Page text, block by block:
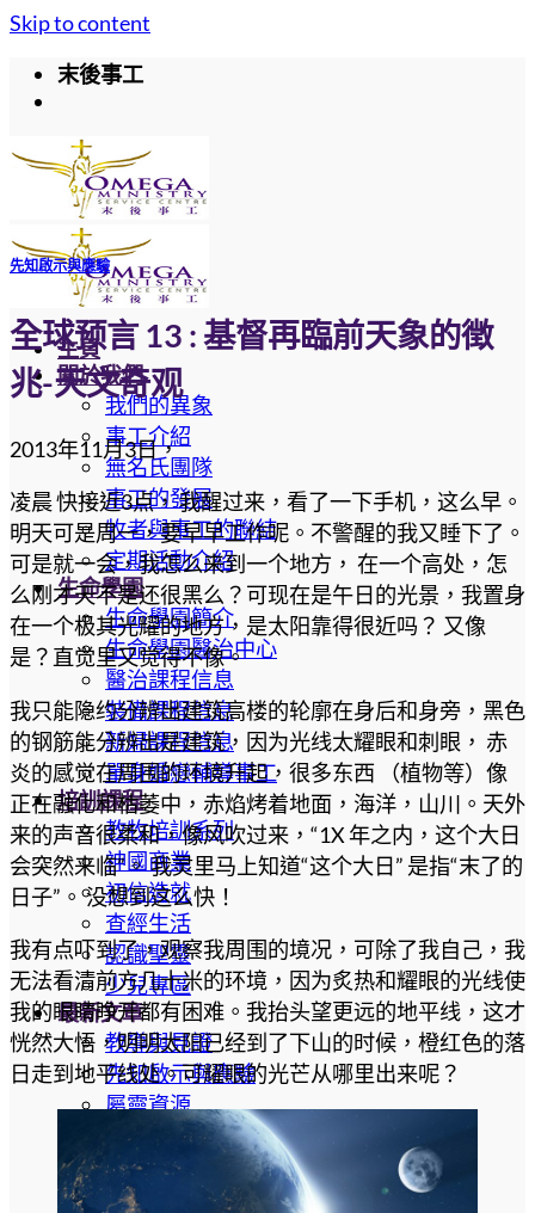
Skip to content
末後事工
主頁
關於我們
我們的異象
事工介紹
無名氏團隊
事工的發展
牧者與事工的聯結
定期活動介紹
生命學園
生命學園簡介
生命學園醫治中心
醫治課程信息
裝備課程信息
新婦課程信息
單身婚戀輔導事工
培訓課程
教牧培訓系列
神國商業
初信造就
查經生活
認識聖靈
少兒專區
最新文章
教導與見證
先知啟示與應驗
屬靈資源
代禱者資源
全球新聞
鐵杖轄管列國
先知啟示與應驗
全球预言 13 : 基督再臨前天象的徴
兆-天文奇观
2013年11月3日，
凌晨 快接近3点， 我醒过来，看了一下手机，这么早。
明天可是周一，要早早工作呢。不警醒的我又睡下了。
可是就一会，我怎么来到一个地方， 在一个高处，怎
么刚才天不是还很黑么？可现在是午日的光景，我置身
在一个极其光耀的地方，是太阳靠得很近吗？ 又像
是？直觉里又觉得不像。
我只能隐约分辨出建筑高楼的轮廓在身后和身旁，黑色
的钢筋能分辨出是建筑，因为光线太耀眼和刺眼， 赤
炎的感觉在周围的环境升起，很多东西 （植物等）像
正在融化和枯萎中，赤焰烤着地面，海洋，山川。天外
来的声音很柔和，像风吹过来，“1X 年之内，这个大日
会突然来临”。 我灵里马上知道“这个大日” 是指“末了的
日子”。 没想到这么快！
我有点吓到了，观察我周围的境况，可除了我自己，我
无法看清前方几十米的环境，因为炙热和耀眼的光线使
我的眼睛睁开都有困难。我抬头望更远的地平线，这才
恍然大悟，明明太阳已经到了下山的时候，橙红色的落
日走到地平线处。可耀眼的光芒从哪里出来呢？